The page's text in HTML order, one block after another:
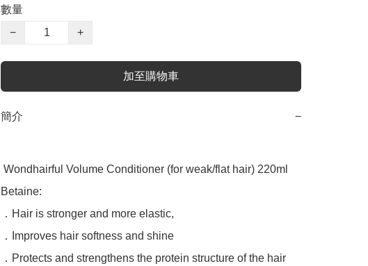
數量
−
+
加至購物車
簡介 −
Betaine:
．Hair is stronger and more elastic,
．Improves hair softness and shine
．Protects and strengthens the protein structure of the hair